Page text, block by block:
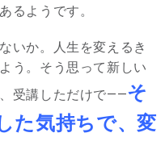
るようです。
いか。人生を変えるき
う。そう思って新しい
受講しただけで――そ
た気持ちで、変